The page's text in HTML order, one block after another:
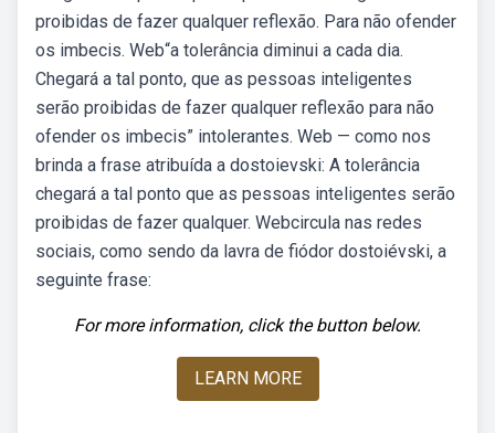
proibidas de fazer qualquer reflexão. Para não ofender
os imbecis. Web“a tolerância diminui a cada dia.
Chegará a tal ponto, que as pessoas inteligentes
serão proibidas de fazer qualquer reflexão para não
ofender os imbecis” intolerantes. Web — como nos
brinda a frase atribuída a dostoievski: A tolerância
chegará a tal ponto que as pessoas inteligentes serão
proibidas de fazer qualquer. Webcircula nas redes
sociais, como sendo da lavra de fiódor dostoiévski, a
seguinte frase:
For more information, click the button below.
LEARN MORE